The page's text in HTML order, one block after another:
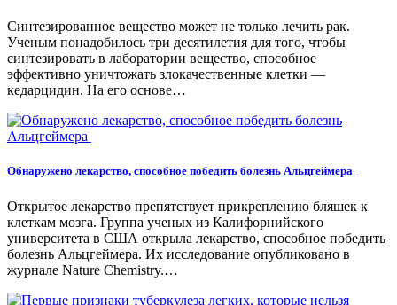
Синтезированное вещество может не только лечить рак.
Ученым понадобилось три десятилетия для того, чтобы
синтезировать в лаборатории вещество, способное
эффективно уничтожать злокачественные клетки —
кедарцидин. На его основе…
Обнаружено лекарство, способное победить болезнь Альцгеймера
Открытое лекарство препятствует прикреплению бляшек к
клеткам мозга. Группа ученых из Калифорнийского
университета в США открыла лекарство, способное победить
болезнь Альцгеймера. Их исследование опубликовано в
журнале Nature Chemistry.…